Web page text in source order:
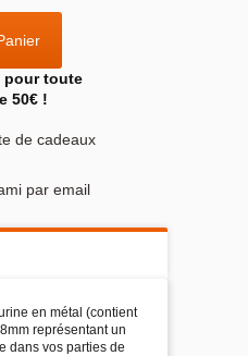
pour toute
50€ !
de cadeaux
par email
en métal (contient
représentant un
dans vos parties de